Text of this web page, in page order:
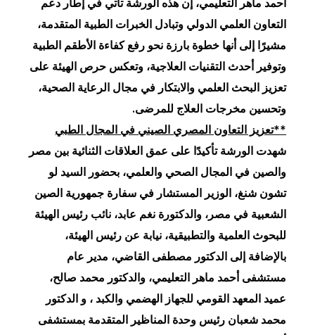
أحمد ماهر التعليمي، إن هذه الورشة تأتي في إطار دعم
التعاون العلمي الدولي وتبادل الخبرات الطبية المتقدمة،
مشيرًا إلى أنها خطوة بارزة نحو رفع كفاءة الأطقم الطبية
وتوفير أحدث التقنيات العلاجية، وتعكس حرص الهيئة على
تعزيز البحث العلمي والابتكار في مجال الرعاية الصحية،
وتحسين مخرجات العلاج للمرضى.
**تعزيز التعاون المصري الصيني في المجال الطبي
شهدت الورشة تأكيدًا على عمق العلاقات الثنائية بين مصر
والصين في المجال الصحي والعلمي، بحضور السيد لو
تشون شنغ، الوزير المستشار في سفارة جمهورية الصين
الشعبية في مصر، والدكتورة نغم عابد، نائب رئيس الهيئة
للبحوث العلمية والتطبيقية، نيابة عن رئيس الهيئة،
بالإضافة إلى الدكتور مصطفى القاضي، مدير عام
مستشفى أحمد ماهر التعليمي، والدكتور محمد صالح،
عميد المعهد القومي للجهاز الهضمي والكبد ، و الدكتور
محمد شعبان رئيس وحدة المناظير المتقدمة بمستشفى